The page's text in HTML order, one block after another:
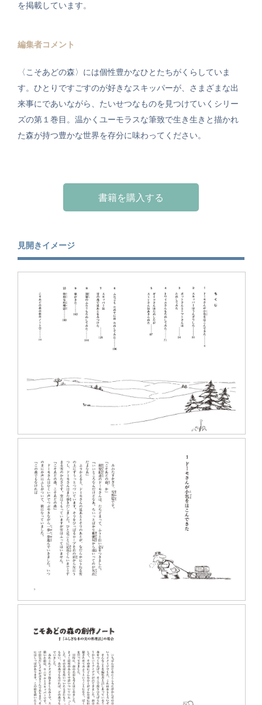
を掲載しています。
編集者コメント
〈こそあどの森〉には個性豊かなひとたちがくらしていま
す。ひとりですごすのが好きなスキッパーが、さまざまな出
来事にであいながら、たいせつなものを見つけていくシリー
ズの第１巻目。温かくユーモラスな筆致で生き生きと描かれ
た森が持つ豊かな世界を存分に味わってください。
書籍を購入する
見開きイメージ